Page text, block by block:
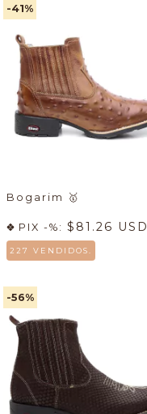
-41%
Bogarim 🥇
PIX -%: $81.26 USD
227 VENDIDOS.
-56%